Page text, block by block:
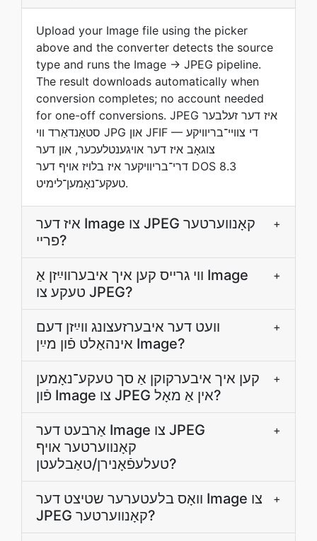
Upload your Image file using the picker
above and the converter detects the source
type and runs the Image → JPEG pipeline.
The result downloads automatically when
conversion completes; no account needed
for one-off conversions. JPEG איז דער זעלבער
סטאַנדאַרד ווי JPG און JFIF — די צװײ־בריוויקע
צוגאָב איז דער אויגענטלעכער, און דער
דרי־בריוויקער איז בלויז אױף דער DOS 8.3
טעקע־נאָמען־לימיט.
איז דער Image צו JPEG קאָנווערטער
פריי?
+
ווי גרײס קען איך איבערװײַזן אַ Image
טעקע צו JPEG?
+
װעט דער איבערזעצונג װײַזן דעם
אינהאַלט פֿון מײַן Image?
+
קען איך איבערקוקן אַ סך טעקע־נאָמען
פֿון Image צו JPEG אין אַ מאָל?
+
אַרבעט דער Image צו JPEG
קאָנווערטער אויף
טעלעפֿאָנירן/טאַבלעטן?
+
וואָס בלעטערער שטיצט דער Image צו
JPEG קאָנווערטער?
+